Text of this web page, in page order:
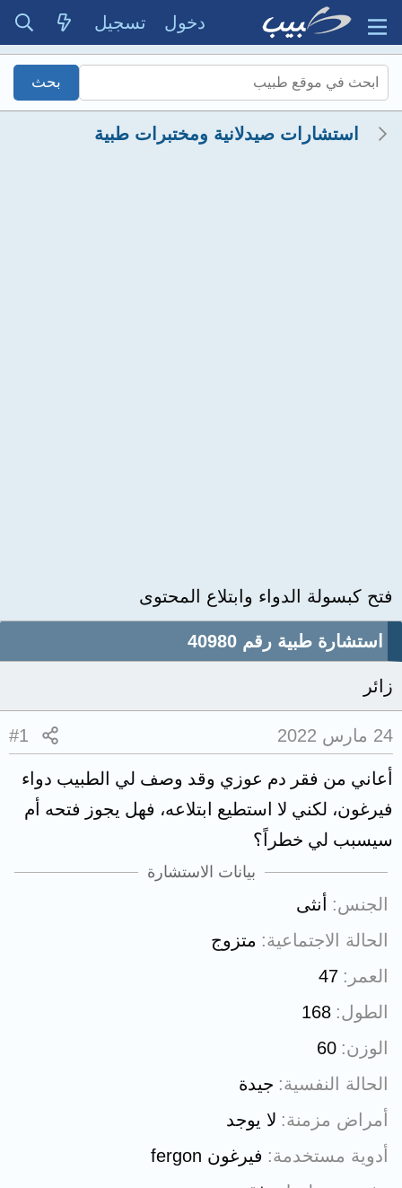
دخول تسجيل
استشارات صيدلانية ومختبرات طبية
فتح كبسولة الدواء وابتلاع المحتوى
استشارة طبية رقم 40980
زائر
24 مارس 2022 #1
أعاني من فقر دم عوزي وقد وصف لي الطبيب دواء
فيرغون، لكني لا استطيع ابتلاعه، فهل يجوز فتحه أم
سيسبب لي خطراً؟
بيانات الاستشارة
الجنس
أنثى
الحالة الاجتماعية
متزوج
العمر
47
الطول 168
الوزن 60
الحالة النفسية جيدة
أمراض مزمنة لا يوجد
أدوية مستخدمة
فيرغون fergon